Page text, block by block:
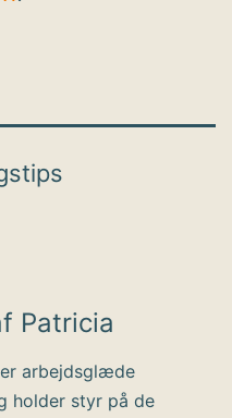
Patricia
arbejdsglæde
holder styr på de